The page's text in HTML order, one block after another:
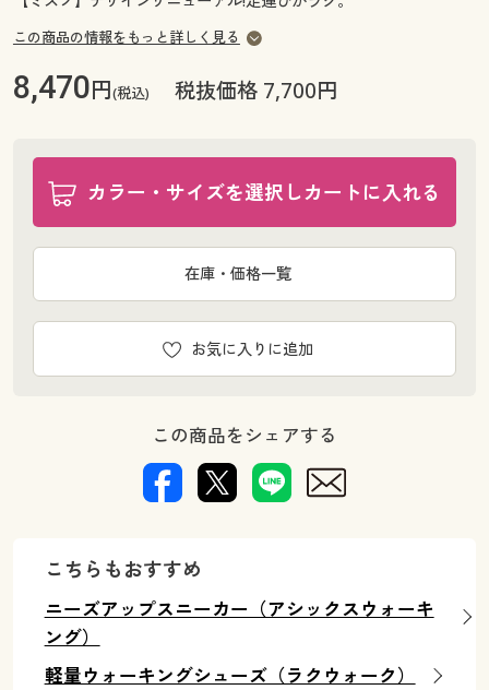
サポート
よくある質問とお問い合わせ
この商品の情報をもっと詳しく見る
8,470円(税込) 税抜価格 7,700円
カラー・サイズを選択しカートに入れる
お気に入りに追加
在庫・価格一覧
この商品をシェアする
こちらもおすすめ
ニーズアップスニーカー（アシックスウォーキ
ング）
軽量ウォーキングシューズ（ラクウォーク）